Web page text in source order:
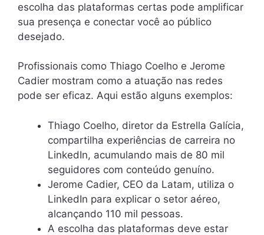
escolha das plataformas certas pode amplificar
sua presença e conectar você ao público
desejado.
Profissionais como Thiago Coelho e Jerome
Cadier mostram como a atuação nas redes
pode ser eficaz. Aqui estão alguns exemplos:
Thiago Coelho, diretor da Estrella Galícia,
compartilha experiências de carreira no
LinkedIn, acumulando mais de 80 mil
seguidores com conteúdo genuíno.
Jerome Cadier, CEO da Latam, utiliza o
LinkedIn para explicar o setor aéreo,
alcançando 110 mil pessoas.
A escolha das plataformas deve estar